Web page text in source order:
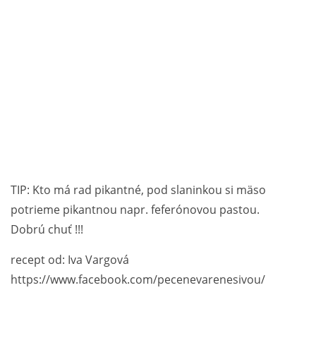
TIP: Kto má rad pikantné, pod slaninkou si mäso
potrieme pikantnou napr. feferónovou pastou.
Dobrú chuť !!!
recept od: Iva Vargová
https://www.facebook.com/pecenevarenesivou/